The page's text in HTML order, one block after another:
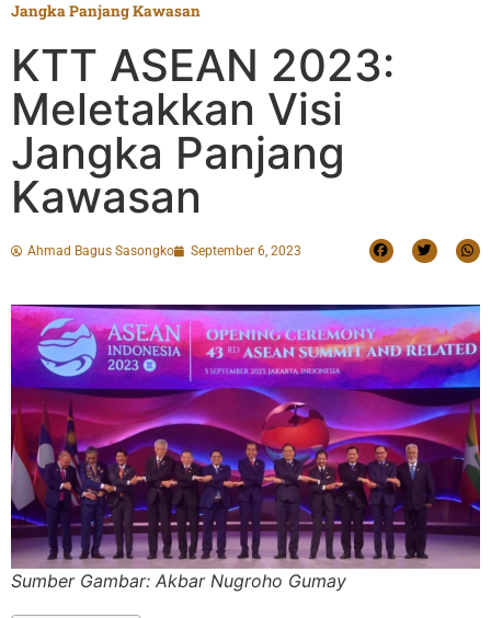
Jangka Panjang Kawasan
KTT ASEAN 2023:
Meletakkan Visi
Jangka Panjang
Kawasan
Ahmad Bagus Sasongko September 6, 2023
Sumber Gambar: Akbar Nugroho Gumay